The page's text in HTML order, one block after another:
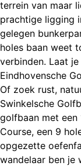
terrein van maar
prachtige ligging
gelegen
holes baan weet
verbinden. Laat
Eindhovensche
Of zoek rust,
Swinkelsche
golfbaan met een
Course, een 9
opgezette
wandelaar ben je